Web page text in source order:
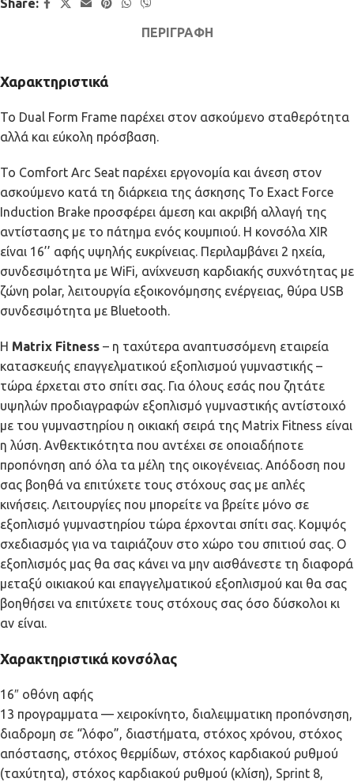
Share:
ΠΕΡΙΓΡΑΦΉ
Χαρακτηριστικά
Το Dual Form Frame παρέχει στον ασκούμενο σταθερότητα
αλλά και εύκολη πρόσβαση.
Το Comfort Arc Seat παρέχει εργονομία και άνεση στον
ασκούμενο κατά τη διάρκεια της άσκησης Το Exact Force
Induction Brake προσφέρει άμεση και ακριβή αλλαγή της
αντίστασης με το πάτημα ενός κουμπιού. Η κονσόλα XIR
είναι 16’’ αφής υψηλής ευκρίνειας. Περιλαμβάνει 2 ηχεία,
συνδεσιμότητα με WiFi, ανίχνευση καρδιακής συχνότητας με
ζώνη polar, λειτουργία εξοικονόμησης ενέργειας, θύρα USB
συνδεσιμότητα με Bluetooth.
Η Matrix Fitness – η ταχύτερα αναπτυσσόμενη εταιρεία
κατασκευής επαγγελματικού εξοπλισμού γυμναστικής –
τώρα έρχεται στο σπίτι σας. Για όλους εσάς που ζητάτε
υψηλών προδιαγραφών εξοπλισμό γυμναστικής αντίστοιχό
με του γυμναστηρίου η οικιακή σειρά της Matrix Fitness είναι
η λύση. Ανθεκτικότητα που αντέχει σε οποιαδήποτε
προπόνηση από όλα τα μέλη της οικογένειας. Απόδοση που
σας βοηθά να επιτύχετε τους στόχους σας με απλές
κινήσεις. Λειτουργίες που μπορείτε να βρείτε μόνο σε
εξοπλισμό γυμναστηρίου τώρα έρχονται σπίτι σας. Κομψός
σχεδιασμός για να ταιριάζουν στο χώρο του σπιτιού σας. Ο
εξοπλισμός μας θα σας κάνει να μην αισθάνεστε τη διαφορά
μεταξύ οικιακού και επαγγελματικού εξοπλισμού και θα σας
βοηθήσει να επιτύχετε τους στόχους σας όσο δύσκολοι κι
αν είναι.
Χαρακτηριστικά κονσόλας
16″ οθόνη αφής
13 προγραμματα — χειροκίνητο, διαλειμματικη προπόνσηση,
διαδρομη σε “λόφο”, διαστήματα, στόχος χρόνου, στόχος
απόστασης, στόχος θερμίδων, στόχος καρδιακού ρυθμού
(ταχύτητα), στόχος καρδιακού ρυθμού (κλίση), Sprint 8,